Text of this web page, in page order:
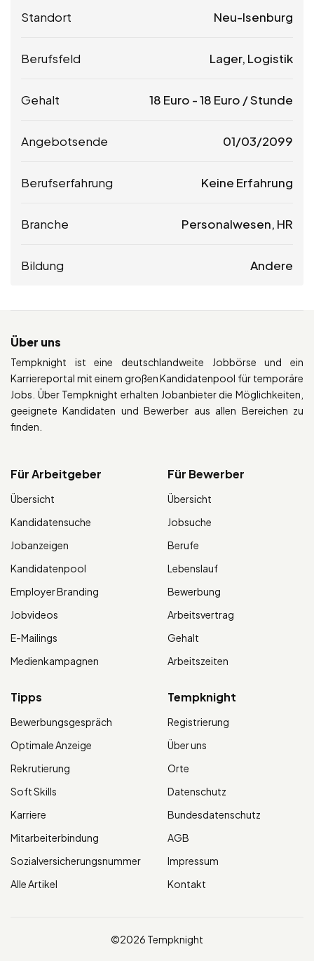
Standort Neu-Isenburg
Berufsfeld Lager, Logistik
Gehalt 18 Euro -18 Euro / Stunde
Angebotsende 01/03/2099
Berufserfahrung Keine Erfahrung
Branche Personalwesen, HR
Bildung Andere
Über uns
Tempknight ist eine deutschlandweite Jobbörse und ein
Karriereportal mit einem großen Kandidatenpool für temporäre
Jobs. Über Tempknight erhalten Jobanbieter die Möglichkeiten,
geeignete Kandidaten und Bewerber aus allen Bereichen zu
finden.
Für Arbeitgeber
Übersicht
Kandidatensuche
Jobanzeigen
Kandidatenpool
Employer Branding
Jobvideos
E-Mailings
Medienkampagnen
Für Bewerber
Übersicht
Jobsuche
Berufe
Lebenslauf
Bewerbung
Arbeitsvertrag
Gehalt
Arbeitszeiten
Tipps
Bewerbungsgespräch
Optimale Anzeige
Rekrutierung
Soft Skills
Karriere
Mitarbeiterbindung
Sozialversicherungsnummer
Alle Artikel
Tempknight
Registrierung
Über uns
Orte
Datenschutz
Bundesdatenschutz
AGB
Impressum
Kontakt
©2026 Tempknight